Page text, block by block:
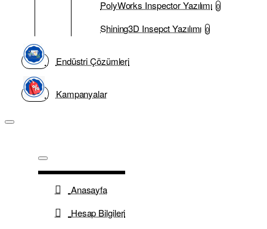
PolyWorks Inspector Yazılımı 0
Shining3D Insepct Yazılımı 0
Endüstri Çözümleri
Kampanyalar
Anasayfa
Hesap Bilgileri